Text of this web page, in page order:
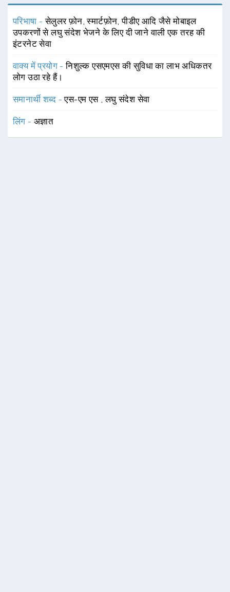
परिभाषा -सेलुलर फ़ोन, स्मार्टफ़ोन, पीडीए आदि जैसे मोबाइल
उपकरणों से लघु संदेश भेजने के लिए दी जाने वाली एक तरह की
इंटरनेट सेवा
वाक्य में प्रयोग -निशुल्क एसएमएस की सुविधा का लाभ अधिकतर
लोग उठा रहे हैं।
समानार्थी शब्द -एस-एम एस ,लघु संदेश सेवा
लिंग - अज्ञात